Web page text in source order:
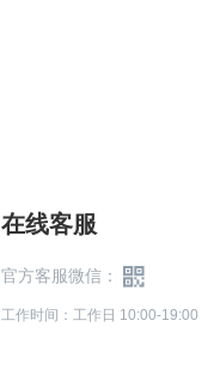
在线客服
官方客服微信：
工作时间：工作日 10:00-19:00